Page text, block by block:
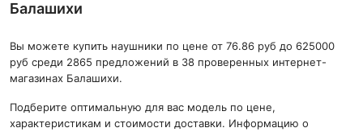
Балашихи
Вы можете купить наушники по цене от 76.86 руб до 625000
руб среди 2865 предложений в 38 проверенных интернет-
магазинах Балашихи.
Подберите оптимальную для вас модель по цене,
характеристикам и стоимости доставки. Информацию о